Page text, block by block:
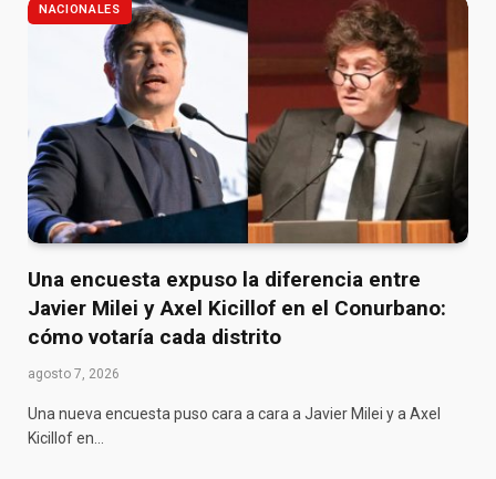
NACIONALES
Una encuesta expuso la diferencia entre
Javier Milei y Axel Kicillof en el Conurbano:
cómo votaría cada distrito
agosto 7, 2026
Una nueva encuesta puso cara a cara a Javier Milei y a Axel
Kicillof en…